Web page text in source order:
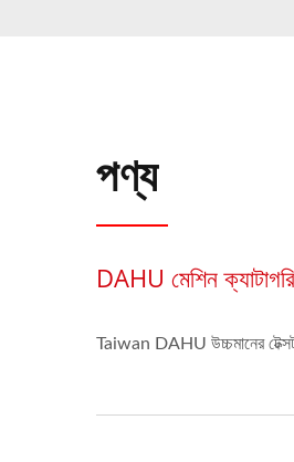
পণ্য
DAHU মেশিন ক্যাটাগরি
Taiwan DAHU উচ্চমানের